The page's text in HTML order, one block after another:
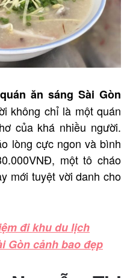
quán ăn sáng Sài Gòn
không chỉ là một quán
của khá nhiều người.
lòng cực ngon và bình
một tô cháo
mới tuyệt vời danh cho
đi khu du lịch
Gòn cảnh bao đẹp